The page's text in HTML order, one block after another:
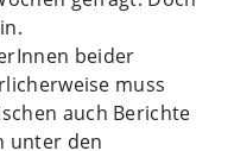
beider
muss
auch Berichte
unter den